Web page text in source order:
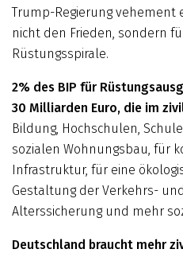
Trump-Regierung vehement
nicht den Frieden, sondern
Rüstungsspirale.
2% des BIP für
30 Milliarden Euro, die im
Bildung, Hochschulen,
sozialen Wohnungsbau, für
Infrastruktur, für eine
Gestaltung der Verkehrs-
Alterssicherung und mehr
Deutschland braucht mehr